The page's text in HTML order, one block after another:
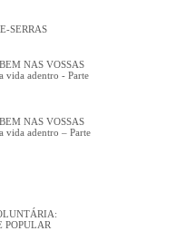
SERRAS
NAS VOSSAS
vida adentro - Parte
NAS VOSSAS
vida adentro – Parte
POPULAR